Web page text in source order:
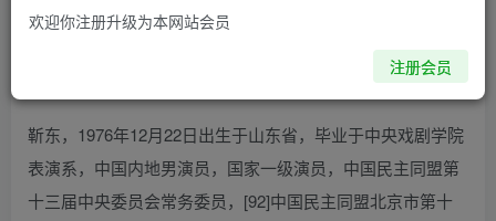
靳东，1976年12月22日出生于山东省，毕业于中央戏剧学院
表演系，中国内地男演员，国家一级演员，中国民主同盟第
十三届中央委员会常务委员，[92]中国民主同盟北京市第十
欢迎你注册升级为本网站会员
注册会员